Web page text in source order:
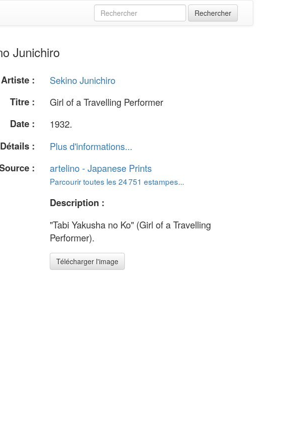
Junichiro
Artiste :
Sekino Junichiro
Titre :
Girl of a Travelling Performer
Date :
1932.
Détails :
Plus d'informations...
:
artelino - Japanese Prints
Parcourir toutes les 24 751 estampes...
Description :
"Tabi Yakusha no Ko" (Girl of a Travelling
Performer).
Télécharger l'image